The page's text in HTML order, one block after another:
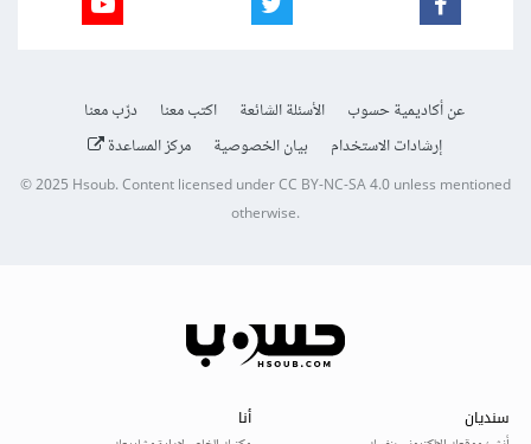
عن أكاديمية حسوب الأسئلة الشائعة اكتب معنا
درّب معنا
إرشادات الاستخدام
بيان الخصوصية مركز المساعدة
© 2025Hsoub.Content licensed underCC BY-NC-SA 4.0unless mentioned
otherwise.